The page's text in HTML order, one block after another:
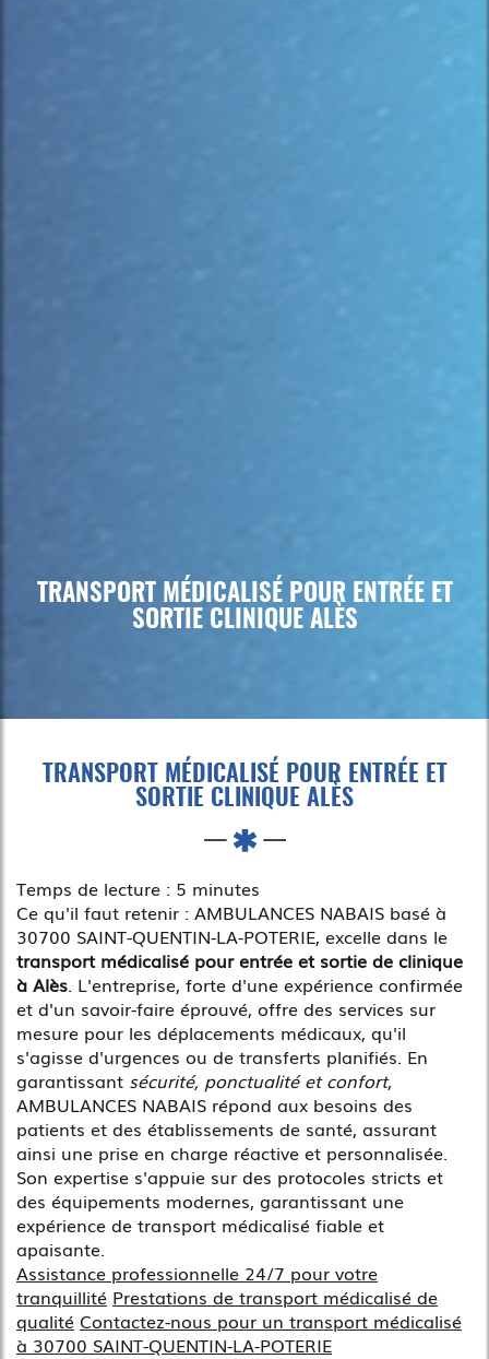
TRANSPORT MÉDICALISÉ POUR ENTRÉE ET
SORTIE CLINIQUE ALÈS
TRANSPORT MÉDICALISÉ POUR ENTRÉE ET
SORTIE CLINIQUE ALÈS
Temps de lecture : 5 minutes
Ce qu'il faut retenir : AMBULANCES NABAIS basé à
30700 SAINT-QUENTIN-LA-POTERIE, excelle dans le
transport médicalisé pour entrée et sortie de clinique
à Alès. L'entreprise, forte d'une expérience confirmée
et d'un savoir-faire éprouvé, offre des services sur
mesure pour les déplacements médicaux, qu'il
s'agisse d'urgences ou de transferts planifiés. En
garantissant sécurité, ponctualité et confort,
AMBULANCES NABAIS répond aux besoins des
patients et des établissements de santé, assurant
ainsi une prise en charge réactive et personnalisée.
Son expertise s'appuie sur des protocoles stricts et
des équipements modernes, garantissant une
expérience de transport médicalisé fiable et
apaisante.
Assistance professionnelle 24/7 pour votre
tranquillité Prestations de transport médicalisé de
qualité Contactez-nous pour un transport médicalisé
à 30700 SAINT-QUENTIN-LA-POTERIE